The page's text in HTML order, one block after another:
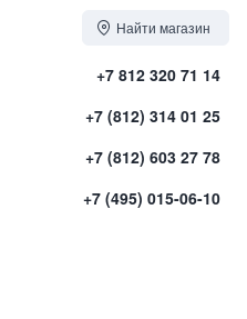
Найти магазин
+7 812 320 71 14
+7 (812) 314 01 25
+7 (812) 603 27 78
+7 (495) 015-06-10